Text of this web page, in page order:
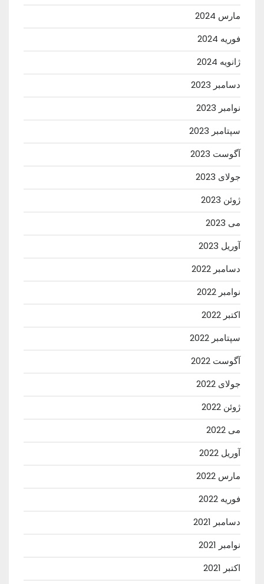
مارس 2024
فوریه 2024
ژانویه 2024
دسامبر 2023
نوامبر 2023
سپتامبر 2023
آگوست 2023
جولای 2023
ژوئن 2023
می 2023
آوریل 2023
دسامبر 2022
نوامبر 2022
اکتبر 2022
سپتامبر 2022
آگوست 2022
جولای 2022
ژوئن 2022
می 2022
آوریل 2022
مارس 2022
فوریه 2022
دسامبر 2021
نوامبر 2021
اکتبر 2021